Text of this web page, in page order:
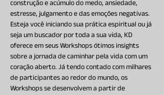
construção e acúmulo do medo, ansiedade,
estresse, julgamento e das emoções negativas.
Esteja você iniciando sua prática espiritual ou já
seja um buscador por toda a sua vida, KD
oferece em seus Workshops ótimos insights
sobre a jornada de caminhar pela vida com um
coração aberto. Já tendo contado com milhares
de participantes ao redor do mundo, os
Workshops se desenvolvem a partir de